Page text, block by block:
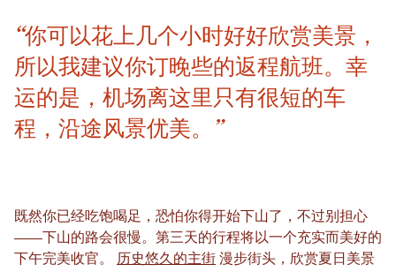
“你可以花上几个小时好好欣赏美景，
所以我建议你订晚些的返程航班。幸
运的是，机场离这里只有很短的车
程，沿途风景优美。”
既然你已经吃饱喝足，恐怕你得开始下山了，不过别担心
——下山的路会很慢。第三天的行程将以一个充实而美好的
下午完美收官。 历史悠久的主街 漫步街头，欣赏夏日美景